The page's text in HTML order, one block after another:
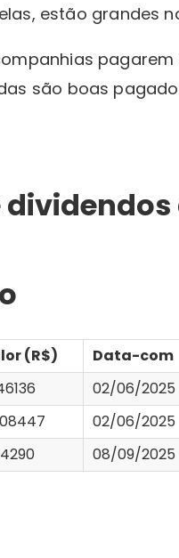
estão grandes
pagarem
são boas
(R$) Data-com
02/06/2025
02/06/2025
08/09/2025